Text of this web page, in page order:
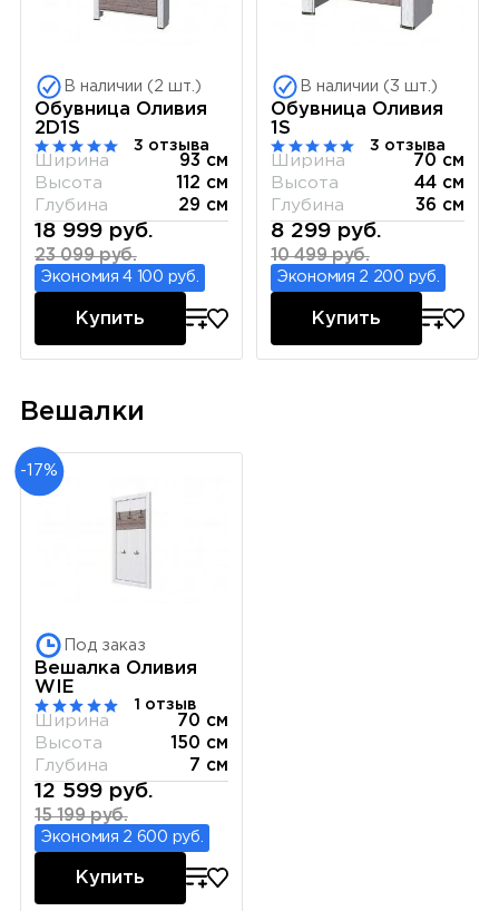
В наличии (2 шт.)
Обувница Оливия
2D1S
3 отзыва
Ширина
93 см
Высота
112 см
Глубина
29 см
18 999 руб.
23 099 руб.
Экономия 4 100 руб.
Купить
В наличии (3 шт.)
Обувница Оливия
1S
3 отзыва
Ширина
70 см
Высота
44 см
Глубина
36 см
8 299 руб.
10 499 руб.
Экономия 2 200 руб.
Купить
Вешалки
-17%
Под заказ
Вешалка Оливия
WIE
1 отзыв
Ширина
70 см
Высота
150 см
Глубина
7 см
12 599 руб.
15 199 руб.
Экономия 2 600 руб.
Купить